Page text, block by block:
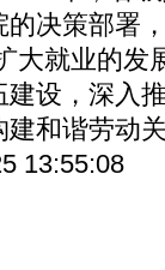
决策部署
大就业的发
设，深入
和谐劳动
13:55:08